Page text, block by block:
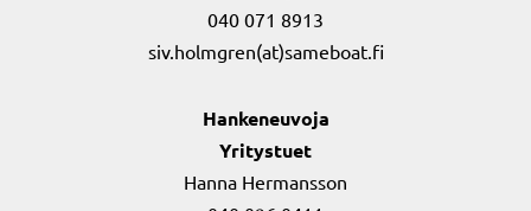
040 071 8913
siv.holmgren(at)sameboat.fi
Hankeneuvoja
Yritystuet
Hanna Hermansson